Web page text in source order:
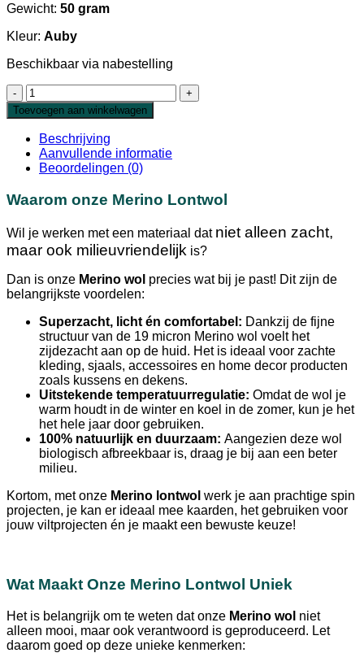
Gewicht: 50 gram
Kleur: Auby
Beschikbaar via nabestelling
Extra
Fijne
Merino
Lontwol
Auby
19
micron
Toevoegen aan winkelwagen
Beschrijving
Aanvullende informatie
Beoordelingen (0)
Waarom onze Merino Lontwol
Wil je werken met een materiaal dat niet alleen zacht,
maar ook milieuvriendelijk is?
Dan is onze Merino wol precies wat bij je past! Dit zijn de
belangrijkste voordelen:
Superzacht, licht én comfortabel: Dankzij de fijne
structuur van de 19 micron Merino wol voelt het
zijdezacht aan op de huid. Het is ideaal voor zachte
kleding, sjaals, accessoires en home decor producten
zoals kussens en dekens.
Uitstekende temperatuurregulatie: Omdat de wol je
warm houdt in de winter en koel in de zomer, kun je het
het hele jaar door gebruiken.
100% natuurlijk en duurzaam: Aangezien deze wol
biologisch afbreekbaar is, draag je bij aan een beter
milieu.
Kortom, met onze Merino lontwol werk je aan prachtige spin
projecten, je kan er ideaal mee kaarden, het gebruiken voor
jouw viltprojecten én je maakt een bewuste keuze!
Wat Maakt Onze Merino Lontwol Uniek
Het is belangrijk om te weten dat onze Merino wol niet
alleen mooi, maar ook verantwoord is geproduceerd. Let
daarom goed op deze unieke kenmerken: